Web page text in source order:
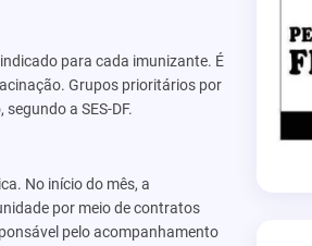
para cada imunizante. É
Grupos prioritários por
a SES-DF.
No início do mês, a
por meio de contratos
pelo acompanhamento